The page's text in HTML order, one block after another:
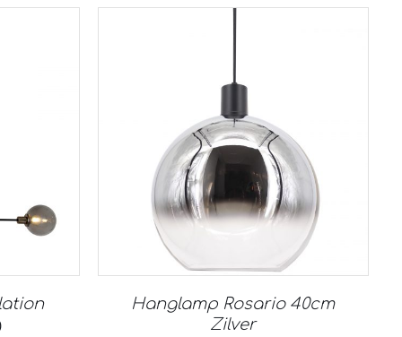
Huidige
Hanglamp Rosario 40cm
Zilver